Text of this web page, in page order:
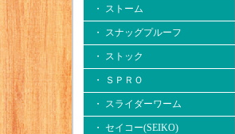
・ ストーム
・ スナッグプルーフ
・ ストック
・ ＳＰＲＯ
・ スライダーワーム
・ セイコー(SEIKO)